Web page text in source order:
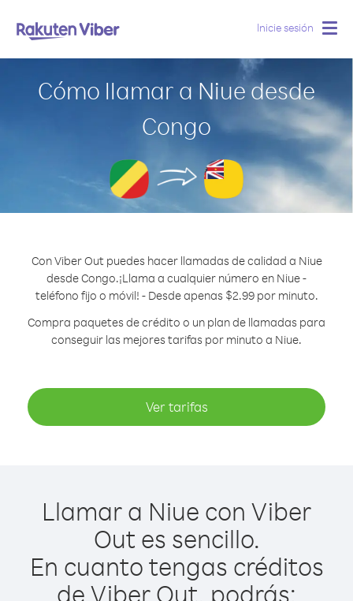
Inicie sesión
Cómo llamar a Niue desde
Congo
Con Viber Out puedes hacer llamadas de calidad a Niue
desde Congo.¡Llama a cualquier número en Niue -
teléfono fijo o móvil! - Desde apenas $2.99 por minuto.
Compra paquetes de crédito o un plan de llamadas para
conseguir las mejores tarifas por minuto a Niue.
Ver tarifas
Llamar a Niue con Viber
Out es sencillo.
En cuanto tengas créditos
de Viber Out, podrás: